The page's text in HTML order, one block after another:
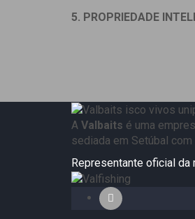
5. PROPRIEDADE
A Valbaits é uma
sediada em Setúbal
Representante oficial da